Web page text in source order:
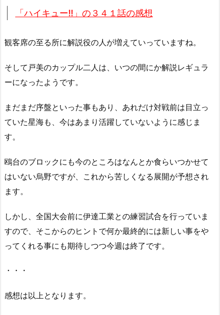
「ハイキュー!!」の３４１話の感想
観客席の至る所に解説役の人が増えていっていますね。
そして戸美のカップル二人は、いつの間にか解説レギュラ
ーになったようです。
まだまだ序盤といった事もあり、あれだけ対戦前は目立っ
ていた星海も、今はあまり活躍していないように感じま
す。
鴎台のブロックにも今のところはなんとか食らいつかせて
はいない烏野ですが、これから苦しくなる展開が予想され
ます。
しかし、全国大会前に伊達工業との練習試合を行っていま
すので、そこからのヒントで何か最終的には新しい事をや
ってくれる事にも期待しつつ今週は終了です。
・・・
感想は以上となります。